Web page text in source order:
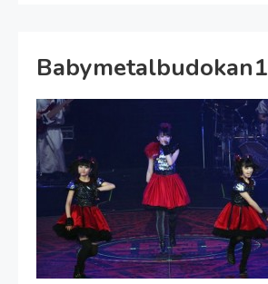
Babymetalbudokan1